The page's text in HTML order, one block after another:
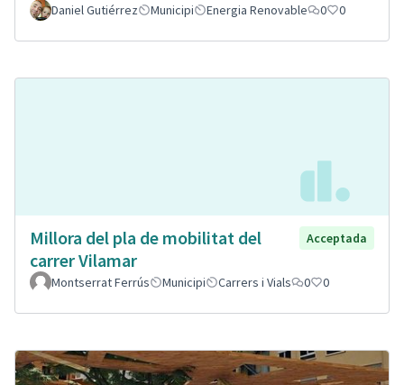
Daniel Gutiérrez Municipi Energia Renovable 0 0
Millora del pla de mobilitat del
carrer Vilamar
Acceptada
Montserrat Ferrús Municipi Carrers i Vials 0 0